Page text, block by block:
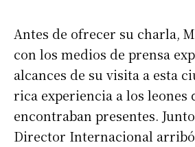
Antes de ofrecer su charla,
con los medios de prensa
alcances de su visita a esta
rica experiencia a los leones
encontraban presentes.
Director Internacional arribó